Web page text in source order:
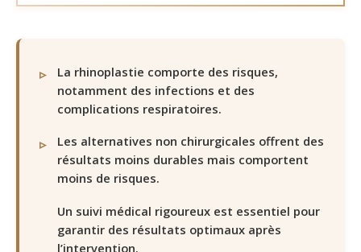
La rhinoplastie comporte des risques,
notamment des infections et des
complications respiratoires.
Les alternatives non chirurgicales offrent des
résultats moins durables mais comportent
moins de risques.
Un suivi médical rigoureux est essentiel pour
garantir des résultats optimaux après
l’intervention.